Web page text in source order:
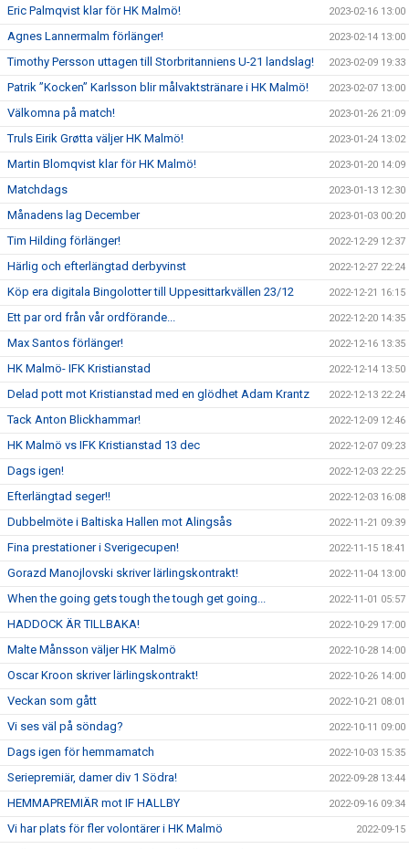
Eric Palmqvist klar för HK Malmö! 2023-02-16 13:00
Agnes Lannermalm förlänger! 2023-02-14 13:00
Timothy Persson uttagen till Storbritanniens U-21 landslag! 2023-02-09 19:33
Patrik ”Kocken” Karlsson blir målvaktstränare i HK Malmö! 2023-02-07 13:00
Välkomna på match! 2023-01-26 21:09
Truls Eirik Grøtta väljer HK Malmö! 2023-01-24 13:02
Martin Blomqvist klar för HK Malmö! 2023-01-20 14:09
Matchdags 2023-01-13 12:30
Månadens lag December 2023-01-03 00:20
Tim Hilding förlänger! 2022-12-29 12:37
Härlig och efterlängtad derbyvinst 2022-12-27 22:24
Köp era digitala Bingolotter till Uppesittarkvällen 23/12 2022-12-21 16:15
Ett par ord från vår ordförande... 2022-12-20 14:35
Max Santos förlänger! 2022-12-16 13:35
HK Malmö- IFK Kristianstad 2022-12-14 13:50
Delad pott mot Kristianstad med en glödhet Adam Krantz 2022-12-13 22:24
Tack Anton Blickhammar! 2022-12-09 12:46
HK Malmö vs IFK Kristianstad 13 dec 2022-12-07 09:23
Dags igen! 2022-12-03 22:25
Efterlängtad seger!! 2022-12-03 16:08
Dubbelmöte i Baltiska Hallen mot Alingsås 2022-11-21 09:39
Fina prestationer i Sverigecupen! 2022-11-15 18:41
Gorazd Manojlovski skriver lärlingskontrakt! 2022-11-04 13:00
When the going gets tough the tough get going... 2022-11-01 05:57
HADDOCK ÄR TILLBAKA! 2022-10-29 17:00
Malte Månsson väljer HK Malmö 2022-10-28 14:00
Oscar Kroon skriver lärlingskontrakt! 2022-10-26 14:00
Veckan som gått 2022-10-21 08:01
Vi ses väl på söndag? 2022-10-11 09:00
Dags igen för hemmamatch 2022-10-03 15:35
Seriepremiär, damer div 1 Södra! 2022-09-28 13:44
HEMMAPREMIÄR mot IF HALLBY 2022-09-16 09:34
Vi har plats för fler volontärer i HK Malmö 2022-09-15